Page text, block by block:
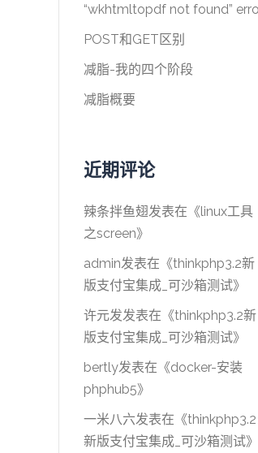
“wkhtmltopdf not found”
POST和GET区别
减脂-我的四个阶段
减脂概要
近期评论
辣条拌鱼翅发表在《linux工具
之screen》
admin发表在《thinkphp3.2新
版支付宝集成_可沙箱测试》
许元发发表在《thinkphp3.2新
版支付宝集成_可沙箱测试》
bertly发表在《docker-安装
phphub5》
一米八六发表在《thinkphp3.2
新版支付宝集成_可沙箱测试》